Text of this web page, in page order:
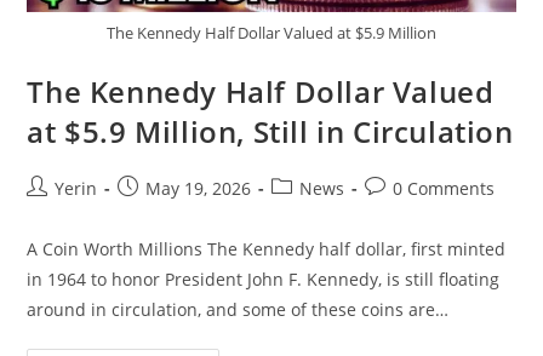
The Kennedy Half Dollar Valued at $5.9 Million
The Kennedy Half Dollar Valued
at $5.9 Million, Still in Circulation
PostYerin
PostMay 19, 2026
PostNews
Post0 Comments
A Coin Worth Millions The Kennedy half dollar, first minted
in 1964 to honor President John F. Kennedy, is still floating
around in circulation, and some of these coins are…